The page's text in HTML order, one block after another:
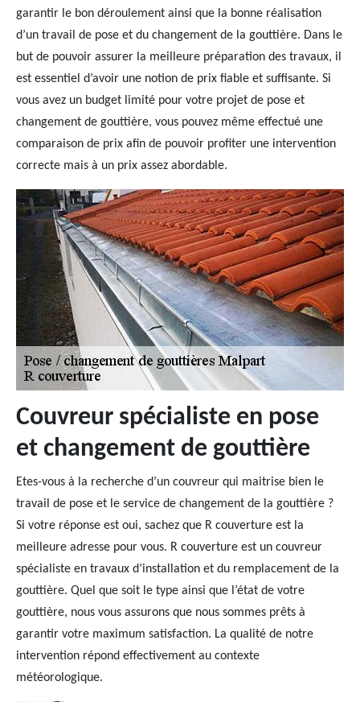
garantir le bon déroulement ainsi que la bonne réalisation
d’un travail de pose et du changement de la gouttière. Dans le
but de pouvoir assurer la meilleure préparation des travaux, il
est essentiel d’avoir une notion de prix fiable et suffisante. Si
vous avez un budget limité pour votre projet de pose et
changement de gouttière, vous pouvez même effectué une
comparaison de prix afin de pouvoir profiter une intervention
correcte mais à un prix assez abordable.
Couvreur spécialiste en pose
et changement de gouttière
Etes-vous à la recherche d’un couvreur qui maitrise bien le
travail de pose et le service de changement de la gouttière ?
Si votre réponse est oui, sachez que R couverture est la
meilleure adresse pour vous. R couverture est un couvreur
spécialiste en travaux d’installation et du remplacement de la
gouttière. Quel que soit le type ainsi que l’état de votre
gouttière, nous vous assurons que nous sommes prêts à
garantir votre maximum satisfaction. La qualité de notre
intervention répond effectivement au contexte
météorologique.